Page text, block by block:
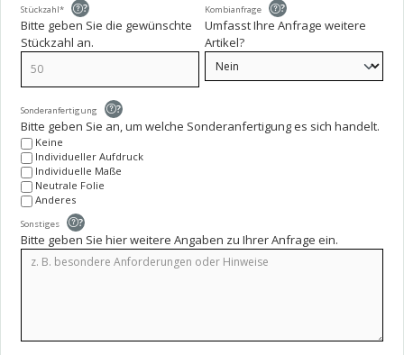
Stückzahl* ?
Bitte geben Sie die gewünschte
Stückzahl an.
Kombianfrage ?
Umfasst Ihre Anfrage weitere
Artikel?
Sonderanfertigung ?
Bitte geben Sie an, um welche Sonderanfertigung es sich handelt.
Keine
Individueller Aufdruck
Individuelle Maße
Neutrale Folie
Anderes
Sonstiges ?
Bitte geben Sie hier weitere Angaben zu Ihrer Anfrage ein.